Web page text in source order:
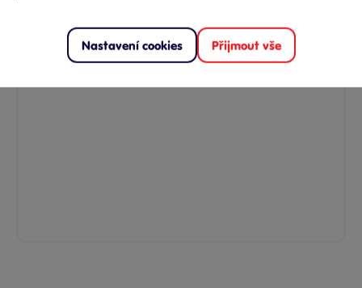
Nastavení cookies Přijmout vše